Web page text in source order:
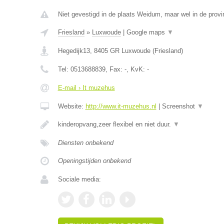
Niet gevestigd in de plaats Weidum, maar wel in de
Friesland » Luxwoude| Google maps ▼
Hegedijk13, 8405 GR Luxwoude(Friesland)
Tel: 0513688839, Fax: -, KvK: -
E-mail › It muzehus
Website: http://www.it-muzehus.nl Screenshot ▼
kinderopvang,zeer flexibel en niet duur. ▼
Diensten onbekend
Openingstijden onbekend
Sociale media: